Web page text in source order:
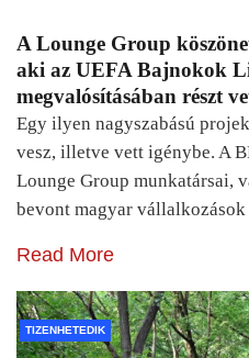
A Lounge Group
aki az UEFA Bajnokok
megvalósításában részt
Egy ilyen nagyszabású
vesz, illetve vett igénybe. A
Lounge Group munkatársai,
bevont magyar
Read More
TIZENHETEDIK